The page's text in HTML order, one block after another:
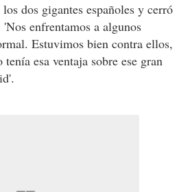
dos gigantes españoles y cerró
enfrentamos a algunos
Estuvimos bien contra ellos,
esa ventaja sobre ese gran